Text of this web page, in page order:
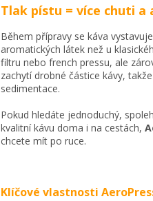
Tlak pístu = více chuti a
Během přípravy se káva
aromatických látek než u
filtru nebo french pressu, ale
zachytí drobné částice kávy,
sedimentace.
Pokud hledáte jednoduchý,
kvalitní kávu doma i na cestách,
chcete mít po ruce.
Klíčové vlastnosti